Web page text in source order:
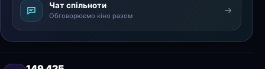
Чат спільноти
Обговорюємо кіно разом